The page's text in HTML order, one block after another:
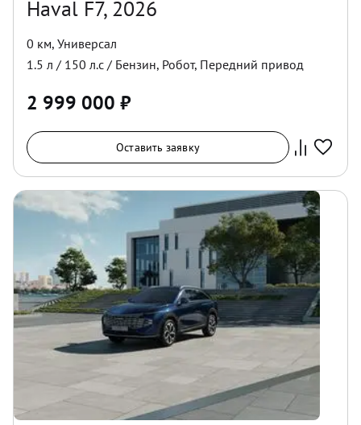
Haval F7, 2026
0 км, Универсал
1.5 л / 150 л.с / Бензин, Робот, Передний привод
2 999 000 ₽
Оставить заявку